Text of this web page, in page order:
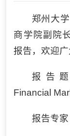
郑州大
商学院副院
报告，欢迎广
报告题
Financial
报告专